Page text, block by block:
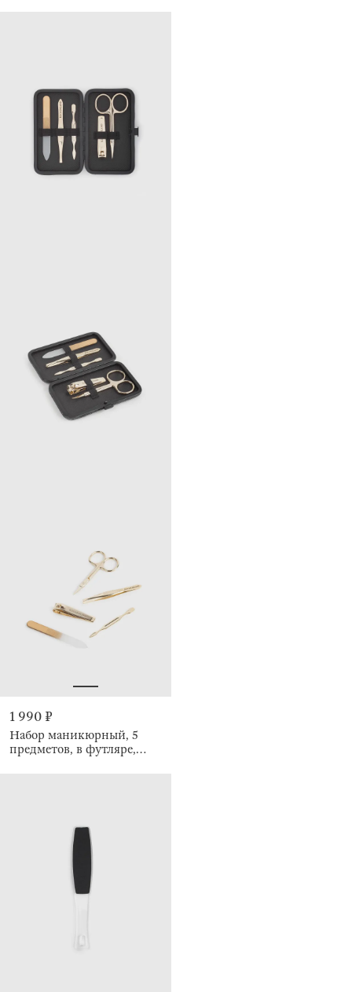
1 990 ₽
Набор маникюрный, 5
предметов, в футляре,